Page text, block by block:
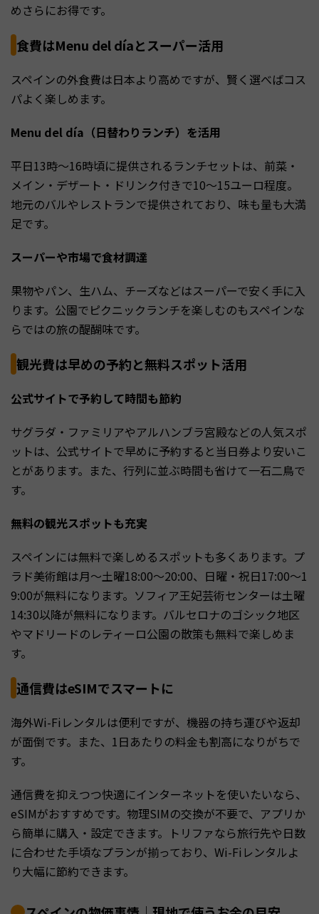
めさらにお得です。
食費はMenu del díaとスーパー活用
スペインの外食費は日本より高めですが、賢く選べばコス
パよく楽しめます。
Menu del día（日替わりランチ）を活用
平日13時〜16時頃に提供されるランチセットは、前菜・
メイン・デザート・ドリンク付きで10〜15ユーロ程度。
地元のバルやレストランで提供されており、味も量も大満
足です。
スーパーや市場で食材調達
果物やパン、生ハム、チーズなどはスーパーで安く手に入
ります。公園でピクニックランチを楽しむのもスペインな
らではの旅の醍醐味です。
観光費は早めの予約と無料スポット活用
公式サイトで予約して時間も節約
サグラダ・ファミリアやアルハンブラ宮殿などの人気スポ
ットは、公式サイトで早めに予約すると当日券より安いこ
とがあります。また、行列に並ぶ時間も省けて一石二鳥で
す。
無料の観光スポットも充実
スペインには無料で楽しめるスポットも多くあります。プ
ラド美術館は月〜土曜18:00〜20:00、日曜・祝日17:00〜1
9:00が無料になります。ソフィア王妃芸術センターは土曜
14:30以降が無料になります。バルセロナのゴシック地区
やマドリードのレティーロ公園の散策も無料で楽しめま
す。
通信費はeSIMでスマートに
海外Wi-Fiレンタルは便利ですが、機器の持ち運びや返却
が面倒です。また、1日あたりの料金も割高になりがちで
す。
通信費を抑えつつ快適にインターネットを使いたいなら、
eSIMがおすすめです。物理SIMの交換が不要で、アプリか
ら簡単に購入・設定できます。トリファなら旅行先や日数
に合わせた手頃なプランが揃っており、Wi-Fiレンタルよ
り大幅に節約できます。